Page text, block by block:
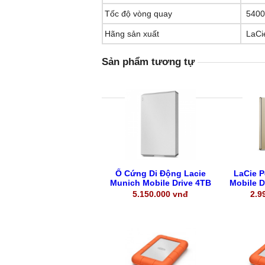
Tốc độ vòng quay
Hãng sản xuất
Sản phẩm tương tự
Ổ Cứng Di Động Lacie
Munich Mobile Drive 4TB
USB-C (Bạc) -
5.150.000 vnđ
USB-C (Bạc) -
STHG4000400
5.150.000vnđ
- Model: STHG4000400 -
LaCie
Mobile
made in